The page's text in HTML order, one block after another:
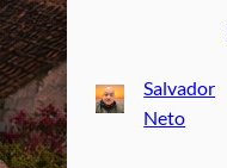
Salvador
Neto